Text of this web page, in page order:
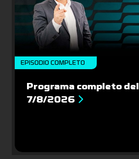
EPISODIO COMPLETO
Programa completo del
7/8/2026